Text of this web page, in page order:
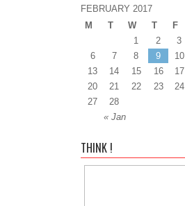
FEBRUARY 2017
M
T W T F
« Jan
1 2 3
6
7 8 9 10
13
14 15 16 17
20
21 22 23 24
27
28
THINK !